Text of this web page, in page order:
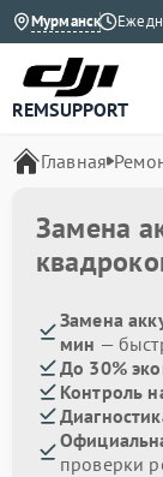
Мурманск
на Яндекс
REMSUPPORT
Главная
Замена
Замена
мин —
До 30%
Контроль
проверки